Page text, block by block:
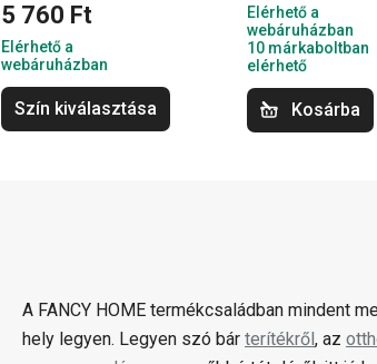
5 760 Ft
Elérhető a
webáruházban
Szín kiválasztása
Elérhető a
webáruházban
10 márkaboltban
elérhető
Kosárba
A FANCY HOME termékcsaládban mindent
hely legyen. Legyen szó bár terítékről, az